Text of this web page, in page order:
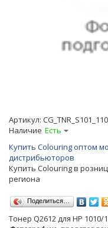
Артикул:
Наличие Есть
Купить Colouring оптом
дистрибьюторов
Купить Colouring в
региона
Поделиться…
Тонер Q2612 для HP 1010/